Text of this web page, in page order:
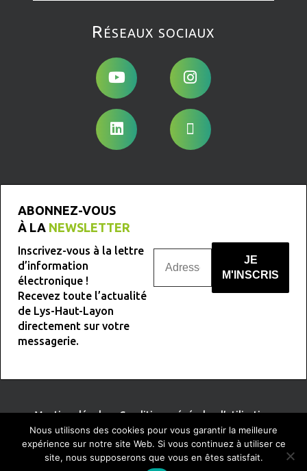
Réseaux sociaux
ABONNEZ-VOUS
À LA NEWSLETTER
Inscrivez-vous à la lettre
d’information
électronique !
Recevez toute l’actualité
de Lys-Haut-Layon
directement sur votre
messagerie.
Mentions légales-Conditions générales d’utilisation
Conception : TERRE DE PIXELS
Nous utilisons des cookies pour vous garantir la meilleure
expérience sur notre site Web. Si vous continuez à utiliser ce
site, nous supposerons que vous en êtes satisfait.